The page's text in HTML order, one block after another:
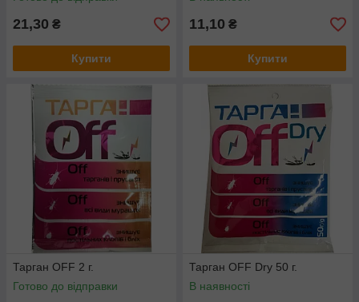
21,30 ₴
Купити
11,10 ₴
Купити
Тарган OFF 2 г.
Готово до відправки
Тарган OFF Dry 50 г.
В наявності